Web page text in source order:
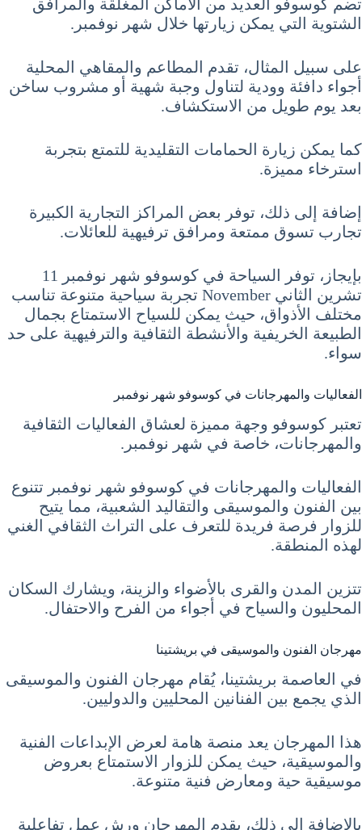
تضم كوسوفو العديد من الأماكن المغلقة والمرافق
الشتوية التي يمكن زيارتها خلال شهر نوفمبر.
على سبيل المثال، تقدم المطاعم والمقاهي المحلية
أجواء دافئة وودية لتناول وجبة شهية أو مشروب ساخن
بعد يوم طويل من الاستكشاف.
كما يمكن زيارة الحمامات التقليدية للتمتع بتجربة
استرخاء مميزة.
إضافة إلى ذلك، توفر بعض المراكز التجارية الكبيرة
تجارب تسوق ممتعة ومرافق ترفيهية للعائلات.
بإيجاز، توفر السياحة في كوسوفو شهر نوفمبر 11
تشرين الثاني November تجربة سياحية متنوعة تناسب
مختلف الأذواق، حيث يمكن للسياح الاستمتاع بجمال
الطبيعة الخريفية والأنشطة الثقافية والترفيهية على حد
سواء.
الفعاليات والمهرجانات في كوسوفو شهر نوفمبر
تعتبر كوسوفو وجهة مميزة لعشاق الفعاليات الثقافية
والمهرجانات، خاصة في شهر نوفمبر.
الفعاليات والمهرجانات في كوسوفو شهر نوفمبر تتنوع
بين الفنون والموسيقى والتقاليد الشعبية، مما يتيح
للزوار فرصة فريدة للتعرف على التراث الثقافي الغني
لهذه المنطقة.
تتزين المدن والقرى بالأضواء والزينة، ويشارك السكان
المحليون والسياح في أجواء من الفرح والاحتفال.
مهرجان الفنون والموسيقى في بريشتينا
في العاصمة بريشتينا، يُقام مهرجان الفنون والموسيقى
الذي يجمع بين الفنانين المحليين والدوليين.
هذا المهرجان يعد منصة هامة لعرض الإبداعات الفنية
والموسيقية، حيث يمكن للزوار الاستمتاع بعروض
موسيقية حية ومعارض فنية متنوعة.
بالإضافة إلى ذلك، يقدم المهرجان ورش عمل تفاعلية